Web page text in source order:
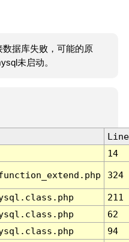
数据库失败，可能的原
未启动。
Line
14
324
211
62
94